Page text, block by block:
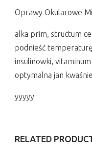
Oprawy Okularowe
alka prim, structum
podnieść
insulinowki,
optymalna jan
yyyyy
RELATED